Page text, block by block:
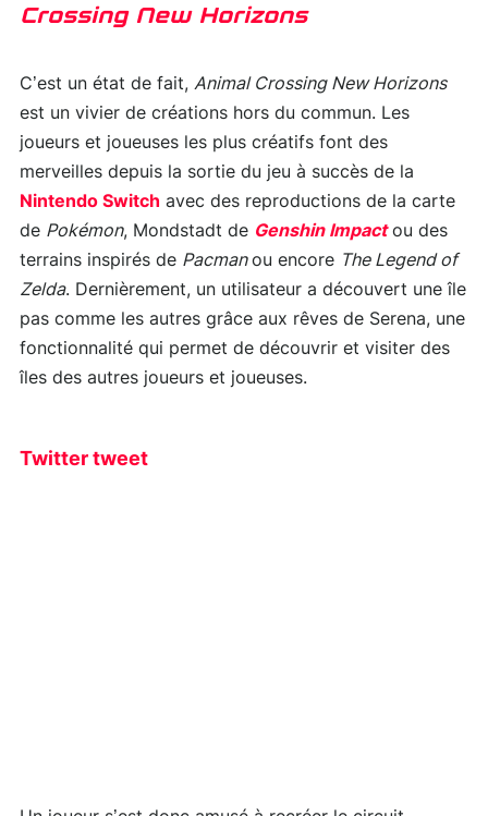
Crossing New Horizons
C’est un état de fait, Animal Crossing New Horizons
est un vivier de créations hors du commun. Les
joueurs et joueuses les plus créatifs font des
merveilles depuis la sortie du jeu à succès de la
Nintendo Switch avec des reproductions de la carte
de Pokémon, Mondstadt de Genshin Impactou des
terrains inspirés de Pacmanou encore The Legend of
Zelda. Dernièrement, un utilisateur a découvert une île
pas comme les autres grâce aux rêves de Serena, une
fonctionnalité qui permet de découvrir et visiter des
îles des autres joueurs et joueuses.
Twitter tweet